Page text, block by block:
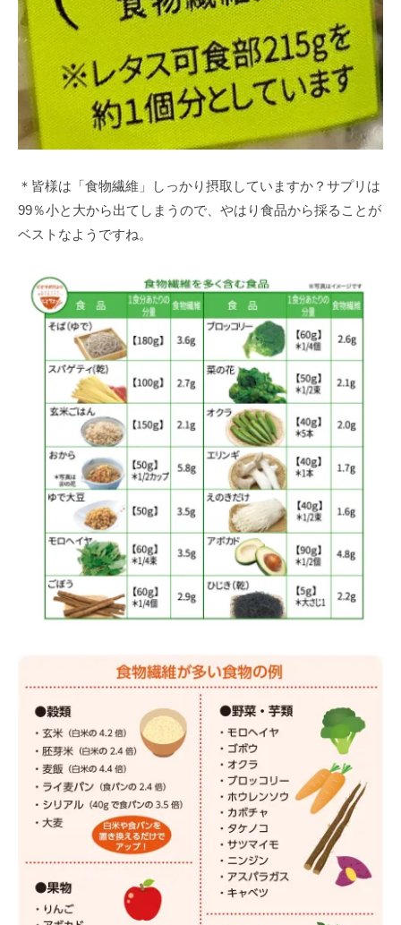
＊皆様は「食物繊維」しっかり摂取していますか？サプリは
99％小と大から出てしまうので、やはり食品から採ることが
ベストなようですね。